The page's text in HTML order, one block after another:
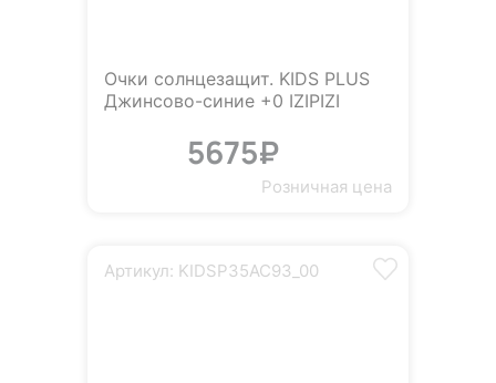
Очки солнцезащит. KIDS PLUS
Джинсово-синие +0 IZIPIZI
5675₽
Розничная цена
Артикул: KIDSP35AC93_00